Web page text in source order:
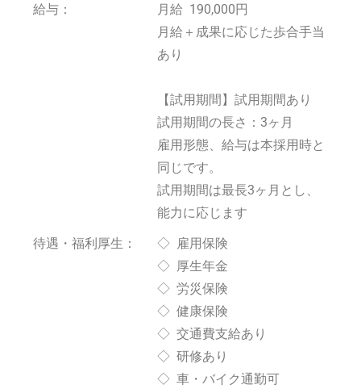
給与：
月給 190,000円
月給＋成果に応じた歩合手当
あり
【試用期間】試用期間あり
試用期間の長さ：3ヶ月
雇用形態、給与は本採用時と
同じです。
試用期間は最長3ヶ月とし、
能力に応じます
待遇・福利厚生：
◇ 雇用保険
◇ 厚生年金
◇ 労災保険
◇ 健康保険
◇ 交通費支給あり
◇ 研修あり
◇ 車・バイク通勤可